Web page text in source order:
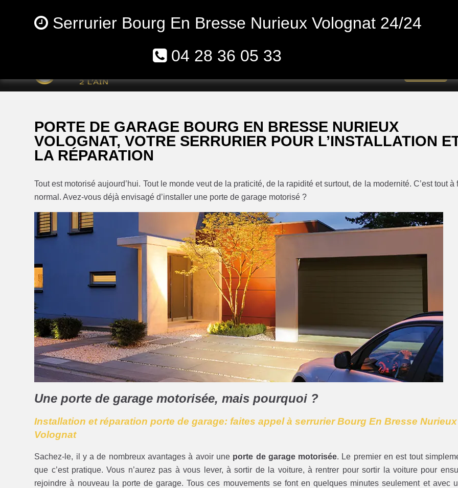
Serrurier Bourg En Bresse Nurieux Volognat 24/24
04 28 36 05 33
PORTE DE GARAGE BOURG EN BRESSE NURIEUX
VOLOGNAT, VOTRE SERRURIER POUR L’INSTALLATION
LA RÉPARATION
Tout est motorisé aujourd’hui. Tout le monde veut de la praticité, de la rapidité et surtout, de la modernité. C’est tout à
normal. Avez-vous déjà envisagé d’installer une porte de garage motorisé ?
Une porte de garage motorisée, mais pourquoi ?
Installation et réparation porte de garage: faites appel à serrurier Bourg En Bresse Nurieux
Volognat
Sachez-le, il y a de nombreux avantages à avoir une porte de garage motorisée. Le premier en est tout
que c’est pratique. Vous n’aurez pas à vous lever, à sortir de la voiture, à rentrer pour sortir la voiture pour
rejoindre à nouveau la porte de garage. Tous ces mouvements se font en quelques minutes seulement et avec